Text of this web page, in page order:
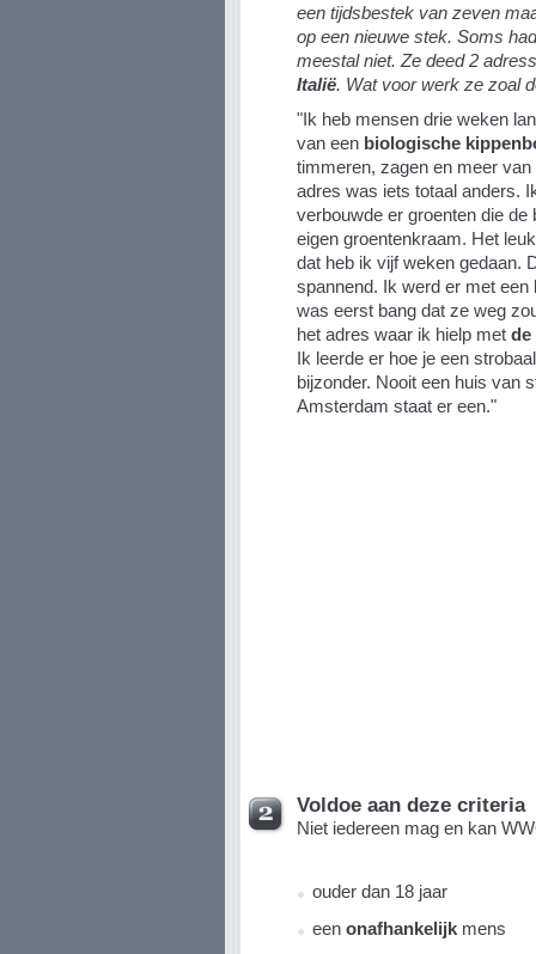
een tijdsbestek van zeven
op een nieuwe stek. Soms
meestal niet. Ze deed 2
Italië. Wat voor werk ze zoal
"Ik heb mensen drie weken
van een biologische
timmeren, zagen en meer
adres was iets totaal anders.
verbouwde er groenten die de
eigen groentenkraam. Het
dat heb ik vijf weken gedaan.
spannend. Ik werd er met een
was eerst bang dat ze weg
het adres waar ik hielp met de
Ik leerde er hoe je een
bijzonder. Nooit een huis van
Amsterdam staat er een."
Voldoe aan deze criteria
Niet iedereen mag en kan
ouder dan 18 jaar
een onafhankelijkmens